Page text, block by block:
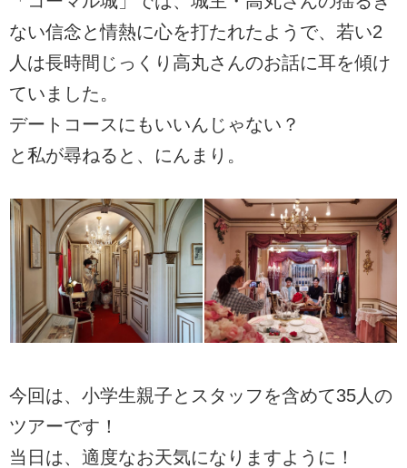
ない信念と情熱に心を打たれたようで、若い2
人は長時間じっくり高丸さんのお話に耳を傾け
ていました。
デートコースにもいいんじゃない？
と私が尋ねると、にんまり。
今回は、小学生親子とスタッフを含めて35人の
ツアーです！
当日は、適度なお天気になりますように！